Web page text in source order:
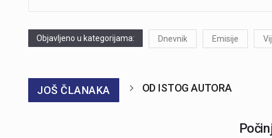
Objavljeno u kategorijama: Dnevnik Emisije
JOŠ ČLANAKA OD ISTOG AUTORA